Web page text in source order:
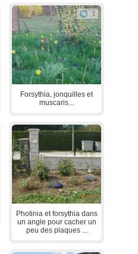
1
Forsythia, jonquilles et
muscaris...
Photinia et forsythia dans
un angle pour cacher un
peu des plaques ...